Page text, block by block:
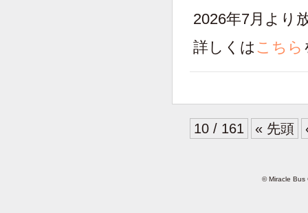
2026年7月より
詳しくは こちら
10 / 161 « 先頭
© Miracle Bus